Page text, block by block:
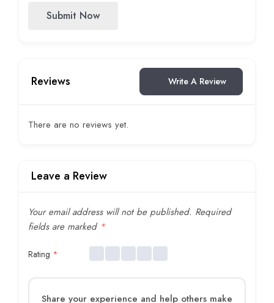
Submit Now
Reviews Write A Review
There are no reviews yet.
Leave a Review
Your email address will not be published. Required
fields are marked *
Rating *